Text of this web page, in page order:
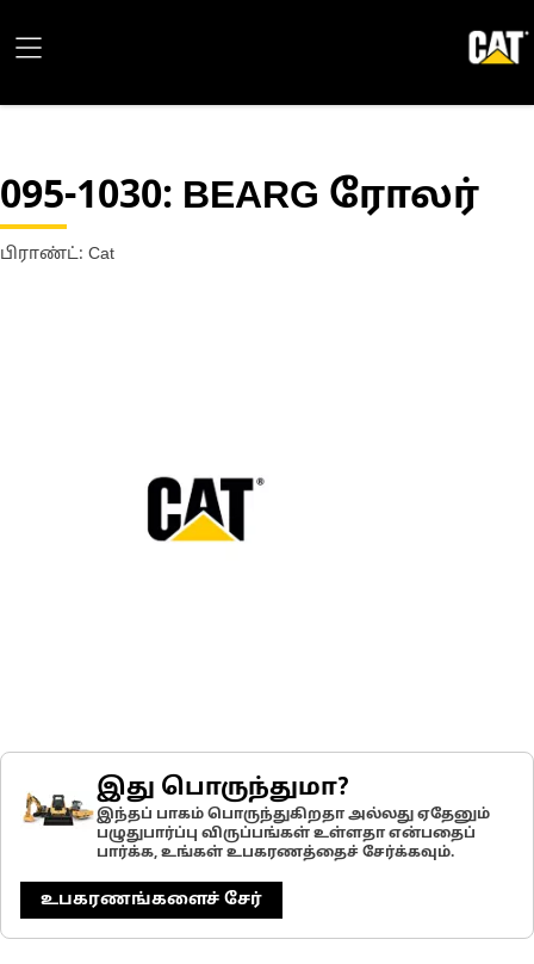
095-1030: BEARG ரோலர்
பிராண்ட்: Cat
இது பொருந்துமா?
இந்தப் பாகம் பொருந்துகிறதா அல்லது ஏதேனும்
பழுதுபார்ப்பு விருப்பங்கள் உள்ளதா என்பதைப்
பார்க்க, உங்கள் உபகரணத்தைச் சேர்க்கவும்.
உபகரணங்களைச் சேர்